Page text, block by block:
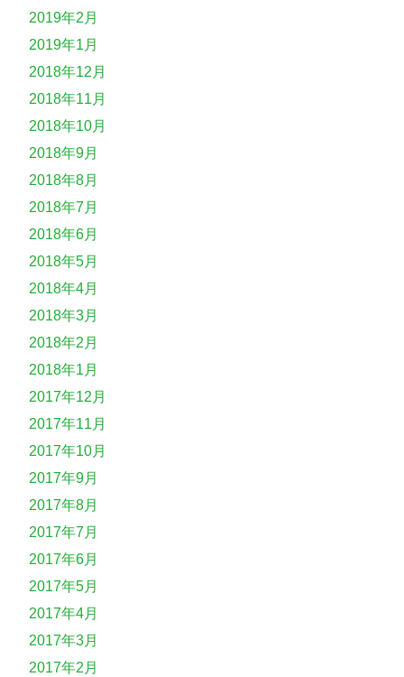
2019年2月
2019年1月
2018年12月
2018年11月
2018年10月
2018年9月
2018年8月
2018年7月
2018年6月
2018年5月
2018年4月
2018年3月
2018年2月
2018年1月
2017年12月
2017年11月
2017年10月
2017年9月
2017年8月
2017年7月
2017年6月
2017年5月
2017年4月
2017年3月
2017年2月